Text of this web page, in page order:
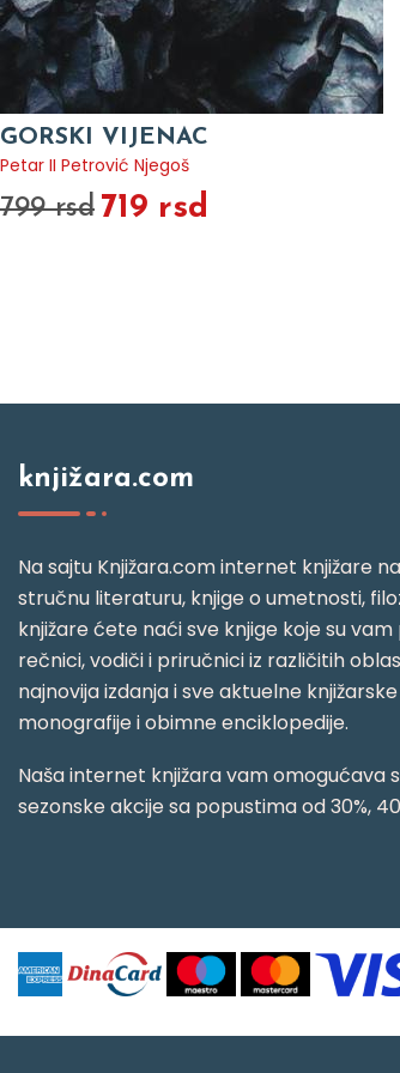
GORSKI VIJENAC
Petar II Petrović Njegoš
799 rsd 719 rsd
knjižara.com
Na sajtu Knjižara.com internet knjižare
stručnu literaturu, knjige o umetnosti,
knjižare ćete naći sve knjige koje su
rečnici, vodiči i priručnici iz različitih
najnovija izdanja i sve aktuelne
monografije i obimne enciklopedije.
Naša internet knjižara vam omogućava
sezonske akcije sa popustima od 30%,